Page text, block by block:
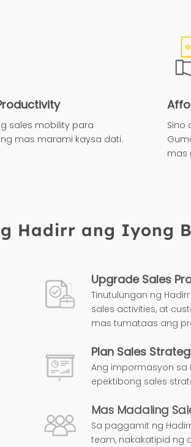
sales mobility para
mas marami kaysa dati.
Sino
mas
Hadirr ang Iyong
Upgrade Sales
Tinutulungan ng
sales activities, at
mas tumataas ang
Plan Sales
Ang impormasyon sa
epektibong sales
Mas Madaling
Sa paggamit ng
team, nakakatipid ng